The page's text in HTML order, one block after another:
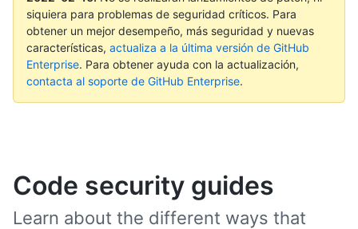
siquiera para problemas de seguridad críticos. Para
obtener un mejor desempeño, más seguridad y nuevas
características, actualiza a la última versión de GitHub
Enterprise. Para obtener ayuda con la actualización,
contacta al soporte de GitHub Enterprise.
Code security guides
Learn about the different ways that